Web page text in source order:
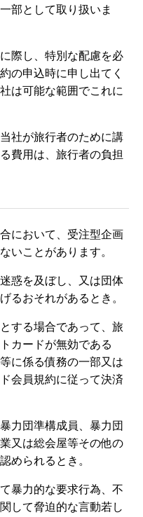
部として取り扱いま
際し、特別な配慮を必
の申込時に申し出てく
は可能な範囲でこれに
社が旅行者のために講
費用は、旅行者の負担
において、受注型企画
いことがあります。
惑を及ぼし、又は団体
るおそれがあるとき。
する場合であって、旅
カードが無効である
に係る債務の一部又は
会員規約に従って決済
力団準構成員、暴力団
又は総会屋等その他の
められるとき。
暴力的な要求行為、不
して脅迫的な言動若し